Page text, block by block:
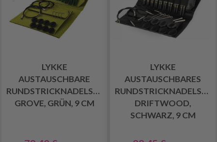
LYKKE
AUSTAUSCHBARE
RUNDSTRICKNADELSET
GROVE, GRÜN, 9 CM
LYKKE
AUSTAUSCHBARES
RUNDSTRICKNADELSET
DRIFTWOOD,
SCHWARZ, 9 CM